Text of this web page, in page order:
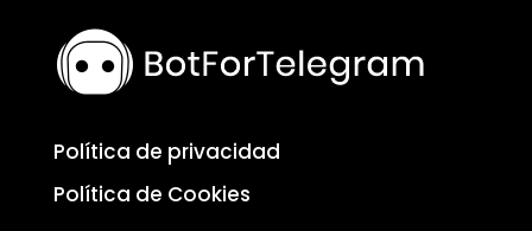
Política de privacidad
Política de Cookies